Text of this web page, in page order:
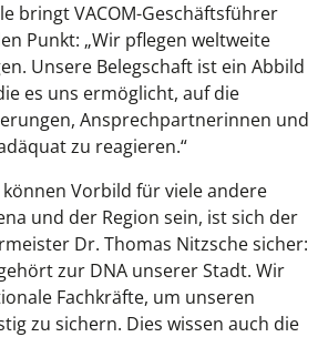
bringt VACOM-Geschäftsführer
Punkt: „Wir pflegen weltweite
Unsere Belegschaft ist ein Abbild
es uns ermöglicht, auf die
Ansprechpartnerinnen und
zu reagieren.“
Vorbild für viele andere
und der Region sein, ist sich der
Dr. Thomas Nitzsche sicher:
zur DNA unserer Stadt. Wir
Fachkräfte, um unseren
zu sichern. Dies wissen auch die